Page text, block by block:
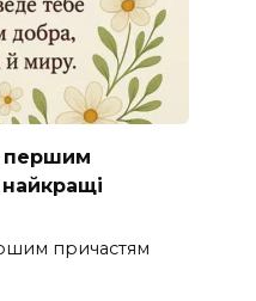
першим
причастям